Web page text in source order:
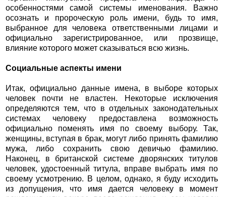
особенностями самой системы именования. Важно
осознать и пророческую роль имени, будь то имя,
выбранное для человека ответственными лицами и
официально зарегистрированное, или прозвище,
влияние которого может сказываться всю жизнь.
Социальные аспекты имени
Итак, официально данные имена, в выборе которых
человек почти не властен. Некоторые исключения
определяются тем, что в отдельных законодательных
системах человеку предоставлена возможность
официально поменять имя по своему выбору. Так,
женщины, вступая в брак, могут либо принять фамилию
мужа, либо сохранить свою девичью фамилию.
Наконец, в британской системе дворянских титулов
человек, удостоенный титула, вправе выбрать имя по
своему усмотрению. В целом, однако, я буду исходить
из допущения, что имя дается человеку в момент